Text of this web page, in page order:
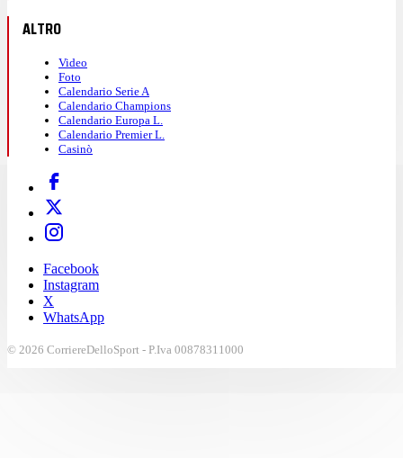
ALTRO
Video
Foto
Calendario Serie A
Calendario Champions
Calendario Europa L.
Calendario Premier L.
Casinò
Facebook
Instagram
X
WhatsApp
© 2026 CorriereDelloSport - P.Iva 00878311000